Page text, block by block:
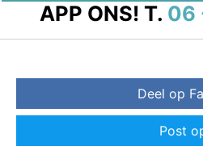
APP ONS! T. 06
Deel op
Post